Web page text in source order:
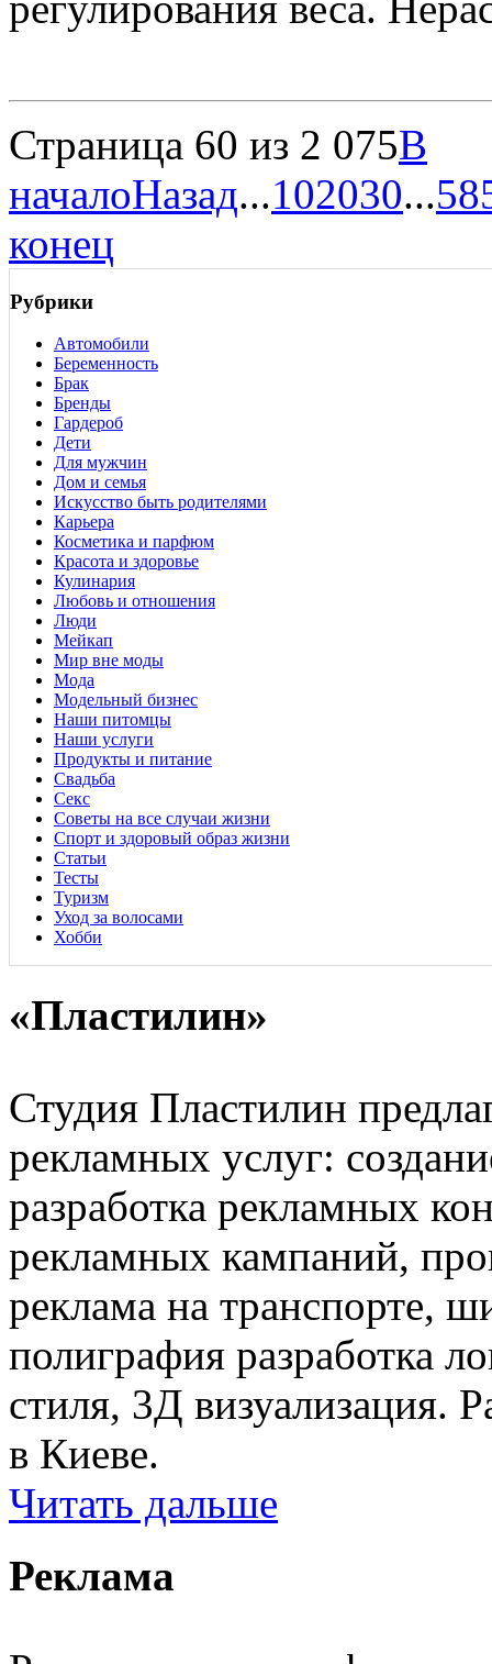
Страница 60 из 2 075В
началоНазад...102030...58
конец
Рубрики
Автомобили
Беременность
Брак
Бренды
Гардероб
Дети
Для мужчин
Дом и семья
Искусство быть родителями
Карьера
Косметика и парфюм
Красота и здоровье
Кулинария
Любовь и отношения
Люди
Мейкап
Мир вне моды
Мода
Модельный бизнес
Наши питомцы
Наши услуги
Продукты и питание
Свадьба
Секс
Советы на все случаи жизни
Спорт и здоровый образ жизни
Статьи
Тесты
Туризм
Уход за волосами
Хобби
«Пластилин»
Студия Пластилин
рекламных услуг:
разработка рекламных
рекламных кампаний,
реклама на транспорте,
полиграфия разработка
стиля, 3Д визуализация.
в Киеве.
Читать дальше
Реклама